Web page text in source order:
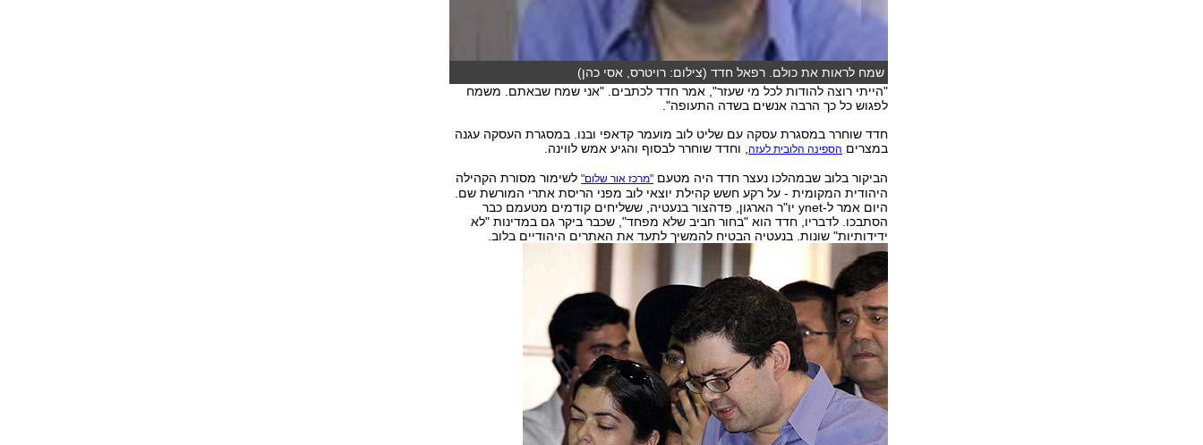
שמח לראות את כולם. רפאל חדד (צילום: רויטרס, אסי כהן)
"הייתי רוצה להודות לכל מי שעזר", אמר חדד לכתבים. "אני שמח שבאתם. משמח
לפגוש כל כך הרבה אנשים בשדה התעופה".
חדד שוחרר במסגרת עסקה עם שליט לוב מועמר קדאפי ובנו. במסגרת העסקה עגנה
במצרים הספינה הלובית לעזה, וחדד שוחרר לבסוף והגיע אמש לווינה.
הביקור בלוב שבמהלכו נעצר חדד היה מטעם "מרכז אור שלום"לשימור מסורת הקהילה
היהודית המקומית - על רקע חשש קהילת יוצאי לוב מפני הריסת אתרי המורשת שם.
היום אמר ל-ynet יו"ר הארגון, פדהצור בנעטיה, ששליחים קודמים מטעמם כבר
הסתבכו. לדבריו, חדד הוא "בחור חביב שלא מפחד", שכבר ביקר גם במדינות "לא
ידידותיות" שונות. בנעטיה הבטיח להמשיך לתעד את האתרים היהודיים בלוב.